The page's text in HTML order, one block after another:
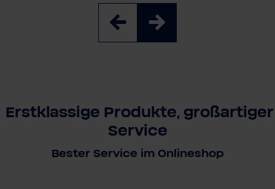
Erstklassige Produkte, großartiger
Service
Bester Service im Onlineshop